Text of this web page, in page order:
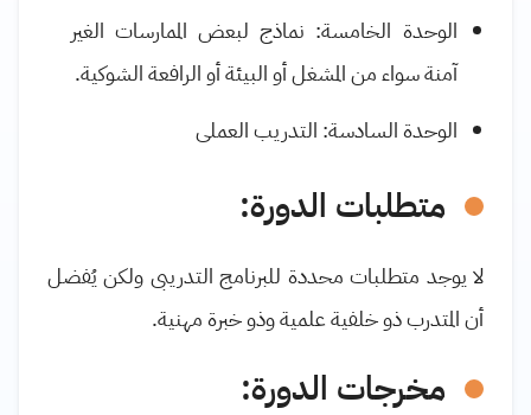
الوحدة الخامسة: نماذج لبعض الممارسات الغير
آمنة سواء من المشغل أو البيئة أو الرافعة الشوكية.
الوحدة السادسة: التدريب العملى
متطلبات الدورة:
لا يوجد متطلبات محددة للبرنامج التدريبى ولكن يُفضل
أن المتدرب ذو خلفية علمية وذو خبرة مهنية.
مخرجات الدورة: